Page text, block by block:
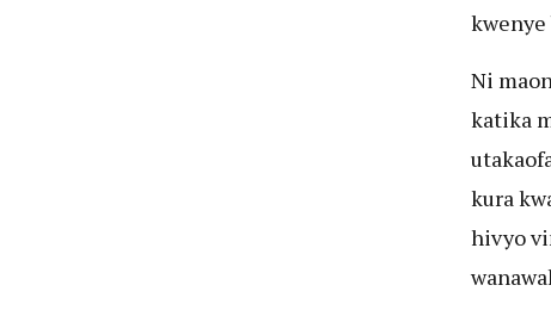
kwenye
Ni
katika
kura
hivyo